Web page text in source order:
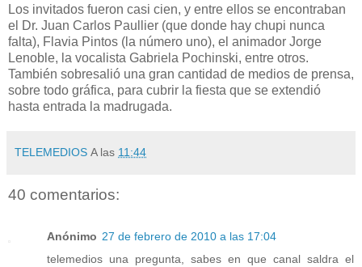
Los invitados fueron casi cien, y entre ellos se encontraban
el Dr. Juan Carlos Paullier (que donde hay chupi nunca
falta), Flavia Pintos (la número uno), el animador Jorge
Lenoble, la vocalista Gabriela Pochinski, entre otros.
También sobresalió una gran cantidad de medios de prensa,
sobre todo gráfica, para cubrir la fiesta que se extendió
hasta entrada la madrugada.
TELEMEDIOS A las 11:44
40 comentarios:
Anónimo 27 de febrero de 2010 a las 17:04
telemedios una pregunta, sabes en que canal saldra el